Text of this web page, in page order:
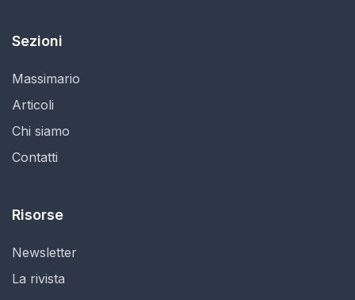
Sezioni
Massimario
Articoli
Chi siamo
Contatti
Risorse
Newsletter
La rivista